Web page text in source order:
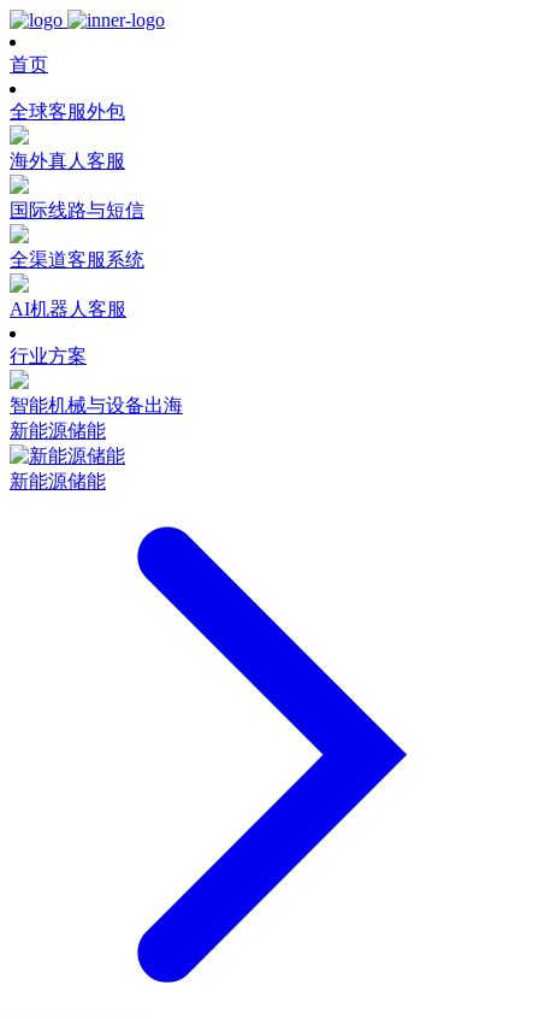
首页
全球客服外包
海外真人客服
国际线路与短信
全渠道客服系统
AI机器人客服
行业方案
智能机械与设备出海
新能源储能
新能源储能